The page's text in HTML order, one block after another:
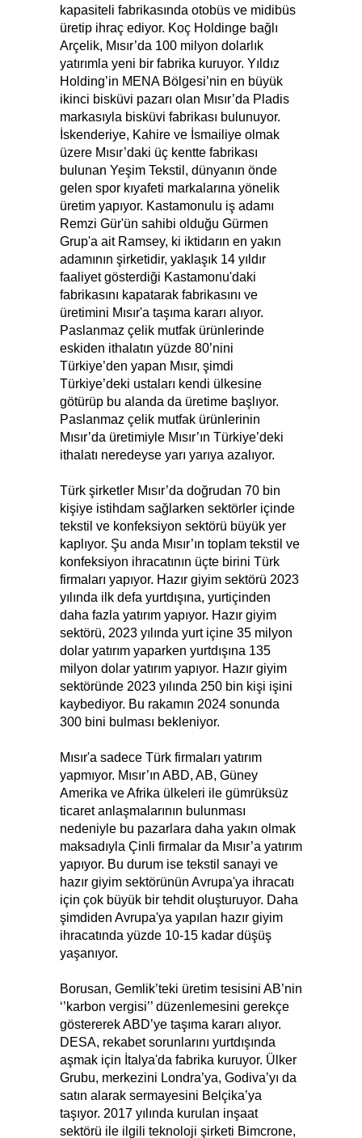
kapasiteli fabrikasında otobüs ve midibüs
üretip ihraç ediyor. Koç Holdinge bağlı
Arçelik, Mısır’da 100 milyon dolarlık
yatırımla yeni bir fabrika kuruyor. Yıldız
Holding’in MENA Bölgesi’nin en büyük
ikinci bisküvi pazarı olan Mısır’da Pladis
markasıyla bisküvi fabrikası bulunuyor.
İskenderiye, Kahire ve İsmailiye olmak
üzere Mısır’daki üç kentte fabrikası
bulunan Yeşim Tekstil, dünyanın önde
gelen spor kıyafeti markalarına yönelik
üretim yapıyor. Kastamonulu iş adamı
Remzi Gür'ün sahibi olduğu Gürmen
Grup'a ait Ramsey, ki iktidarın en yakın
adamının şirketidir, yaklaşık 14 yıldır
faaliyet gösterdiği Kastamonu'daki
fabrikasını kapatarak fabrikasını ve
üretimini Mısır'a taşıma kararı alıyor.
Paslanmaz çelik mutfak ürünlerinde
eskiden ithalatın yüzde 80’nini
Türkiye’den yapan Mısır, şimdi
Türkiye’deki ustaları kendi ülkesine
götürüp bu alanda da üretime başlıyor.
Paslanmaz çelik mutfak ürünlerinin
Mısır’da üretimiyle Mısır’ın Türkiye’deki
ithalatı neredeyse yarı yarıya azalıyor.
Türk şirketler Mısır’da doğrudan 70 bin
kişiye istihdam sağlarken sektörler içinde
tekstil ve konfeksiyon sektörü büyük yer
kaplıyor. Şu anda Mısır’ın toplam tekstil ve
konfeksiyon ihracatının üçte birini Türk
firmaları yapıyor. Hazır giyim sektörü 2023
yılında ilk defa yurtdışına, yurtiçinden
daha fazla yatırım yapıyor. Hazır giyim
sektörü, 2023 yılında yurt içine 35 milyon
dolar yatırım yaparken yurtdışına 135
milyon dolar yatırım yapıyor. Hazır giyim
sektöründe 2023 yılında 250 bin kişi işini
kaybediyor. Bu rakamın 2024 sonunda
300 bini bulması bekleniyor.
Mısır'a sadece Türk firmaları yatırım
yapmıyor. Mısır’ın ABD, AB, Güney
Amerika ve Afrika ülkeleri ile gümrüksüz
ticaret anlaşmalarının bulunması
nedeniyle bu pazarlara daha yakın olmak
maksadıyla Çinli firmalar da Mısır’a yatırım
yapıyor. Bu durum ise tekstil sanayi ve
hazır giyim sektörünün Avrupa'ya ihracatı
için çok büyük bir tehdit oluşturuyor. Daha
şimdiden Avrupa'ya yapılan hazır giyim
ihracatında yüzde 10-15 kadar düşüş
yaşanıyor.
Borusan, Gemlik’teki üretim tesisini AB’nin
‘’karbon vergisi’’ düzenlemesini gerekçe
göstererek ABD’ye taşıma kararı alıyor.
DESA, rekabet sorunlarını yurtdışında
aşmak için İtalya'da fabrika kuruyor. Ülker
Grubu, merkezini Londra’ya, Godiva’yı da
satın alarak sermayesini Belçika’ya
taşıyor. 2017 yılında kurulan inşaat
sektörü ile ilgili teknoloji şirketi Bimcrone,